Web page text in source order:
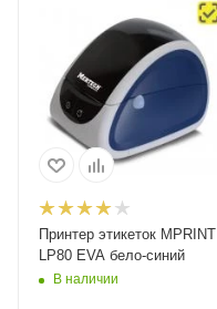
Принтер этикеток MPRINT
LP80 EVA бело-синий
В наличии